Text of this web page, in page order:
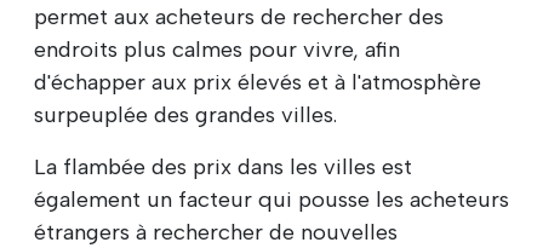
permet aux acheteurs de rechercher des
endroits plus calmes pour vivre, afin
d'échapper aux prix élevés et à l'atmosphère
surpeuplée des grandes villes.
La flambée des prix dans les villes est
également un facteur qui pousse les acheteurs
étrangers à rechercher de nouvelles